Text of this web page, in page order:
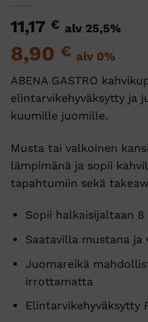
11,17 € alv 25,5%
8,90 € alv 0%
ABENA GASTRO
elintarvikehyväksytty ja
kuumille juomille.
Musta tai valkoinen
lämpimänä ja sopii
tapahtumiin sekä
Sopii halkaisijaltaan
Saatavilla mustana ja
Juomareikä
irrottamatta
Elintarvikehyväksytty